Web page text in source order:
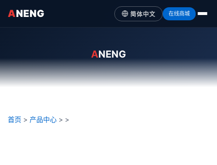
ANENG 简体中文 在线商城
ANENG
首页 > 产品中心 > >